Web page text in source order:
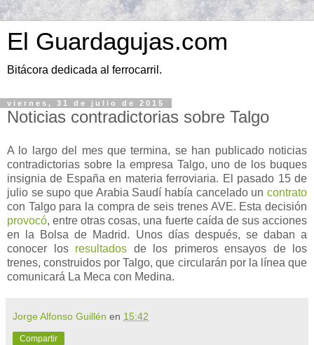
El Guardagujas.com
Bitácora dedicada al ferrocarril.
viernes, 31 de julio de 2015
Noticias contradictorias sobre Talgo
A lo largo del mes que termina, se han publicado noticias
contradictorias sobre la empresa Talgo, uno de los buques
insignia de España en materia ferroviaria. El pasado 15 de
julio se supo que Arabia Saudí había cancelado un contrato
con Talgo para la compra de seis trenes AVE. Esta decisión
provocó, entre otras cosas, una fuerte caída de sus acciones
en la Bolsa de Madrid. Unos días después, se daban a
conocer los resultados de los primeros ensayos de los
trenes, construidos por Talgo, que circularán por la línea que
comunicará La Meca con Medina.
Jorge Alfonso Guillén en 15:42
Compartir